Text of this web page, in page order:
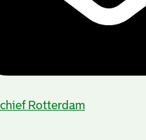
Rotterdam